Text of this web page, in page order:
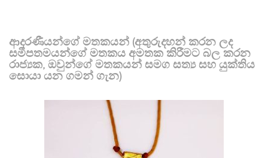
ආදරණීයන්ගේ මතකයන් (අතුරුදහන් කරන ලද
සමීපතමයන්ගේ මතකය අමතක කිරීමට බල කරන
රාජ්‍යක, ඔවුන්ගේ මතකයන් සමග සත්‍ය සහ යුක්තිය
සොයා යන ගමන් ගැන)